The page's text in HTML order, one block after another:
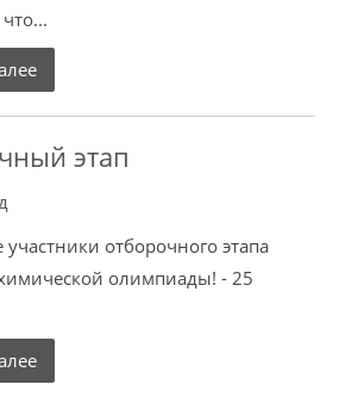
этап
отборочного этапа
олимпиады! - 25